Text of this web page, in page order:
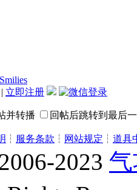
Smilies
| 立即注册
并转播 回帖后跳转到最后
┆ 服务条款 ┆ 网站规定 ┆ 道具
2023